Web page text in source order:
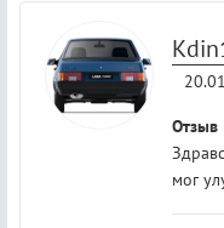
Отзыв
мог